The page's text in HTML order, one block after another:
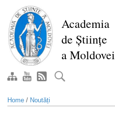
main
content
Academia
de Științe
a Moldovei
Home / Noutăți